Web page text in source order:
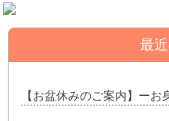
最
【お盆休みのご案内】ー